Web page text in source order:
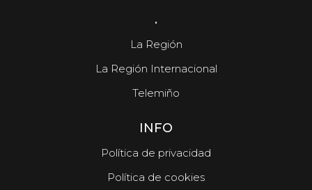
.
La Región
La Región Internacional
Telemiño
INFO
Política de privacidad
Política de cookies